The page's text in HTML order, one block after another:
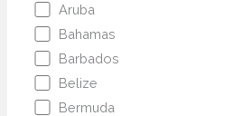
Aruba
Bahamas
Barbados
Belize
Bermuda